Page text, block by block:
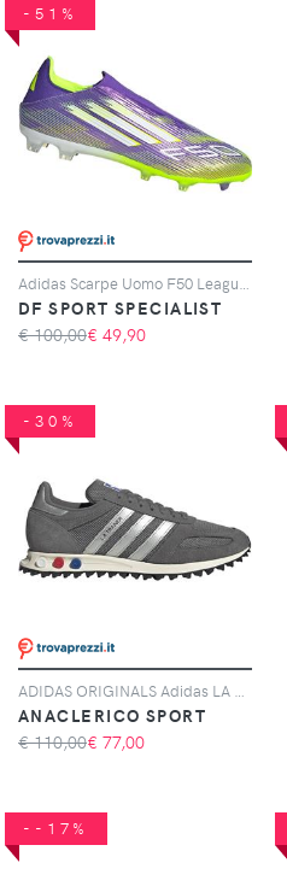
-51%
DF SPORT SPECIALIST
€ 100,00€ 49,90
-30%
ANACLERICO SPORT
€ 110,00€ 77,00
--17%